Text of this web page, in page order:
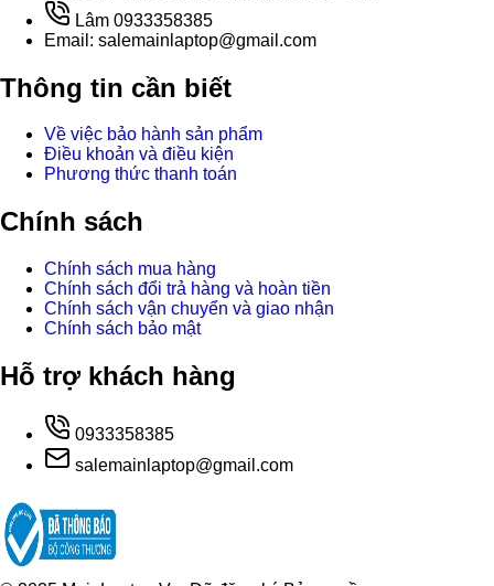
Lâm 0933358385
Email: salemainlaptop@gmail.com
Thông tin cần biết
Về việc bảo hành sản phẩm
Điều khoản và điều kiện
Phương thức thanh toán
Chính sách
Chính sách mua hàng
Chính sách đổi trả hàng và hoàn tiền
Chính sách vận chuyển và giao nhận
Chính sách bảo mật
Hỗ trợ khách hàng
0933358385
salemainlaptop@gmail.com